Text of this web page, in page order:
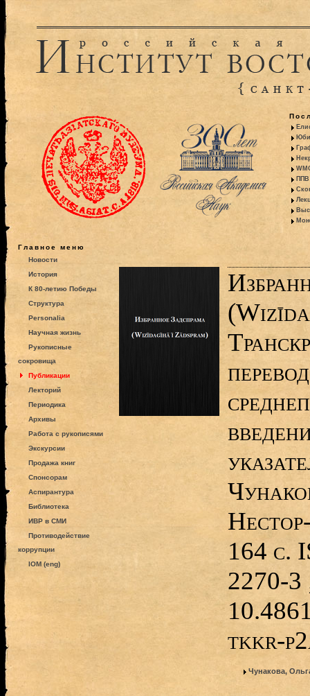
ППВ
Главное меню
Новости
История
К 80-летию Победы
Структура
Personalia
Научная жизнь
Рукописные
сокровища
Публикации
Лекторий
Периодика
Архивы
Работа с рукописями
Экскурсии
Продажа книг
Спонсорам
Аспирантура
Библиотека
ИВР в СМИ
Противодействие
коррупции
IOM (eng)
164 с.
2270-3
tkkr-
Чунакова,